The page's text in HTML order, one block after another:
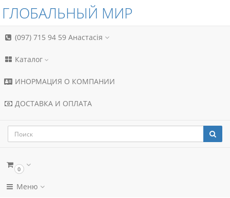
ГЛОБАЛЬНЫЙ МИР
(097) 715 94 59 Анастасія
Каталог
ИНОРМАЦИЯ О КОМПАНИИ
ДОСТАВКА И ОПЛАТА
0
Меню